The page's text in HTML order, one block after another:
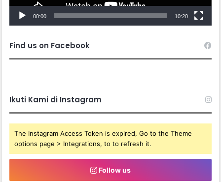
00:00 10:20
Find us on Facebook
Ikuti Kami di Instagram
The Instagram Access Token is expired, Go to the Theme
options page > Integrations, to to refresh it.
Follow us